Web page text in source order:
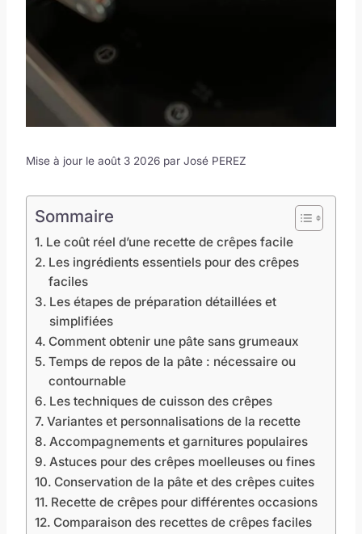
Mise à jour le août 3 2026 par José PEREZ
Sommaire
Le coût réel d’une recette de crêpes facile
Les ingrédients essentiels pour des crêpes
faciles
Les étapes de préparation détaillées et
simplifiées
Comment obtenir une pâte sans grumeaux
Temps de repos de la pâte : nécessaire ou
contournable
Les techniques de cuisson des crêpes
Variantes et personnalisations de la recette
Accompagnements et garnitures populaires
Astuces pour des crêpes moelleuses ou fines
Conservation de la pâte et des crêpes cuites
Recette de crêpes pour différentes occasions
Comparaison des recettes de crêpes faciles